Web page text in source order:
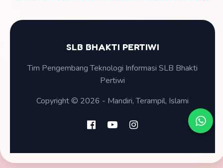
SLB BHAKTI PERTIWI
Tim Pengembang Teknologi Informasi SLB Bhakti
Pertiwi
Copyright © 2026 - Mandiri, Terampil, Islami